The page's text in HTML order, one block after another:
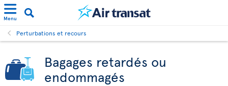
Menu
Perturbations et recours
Bagages retardés ou
endommagés